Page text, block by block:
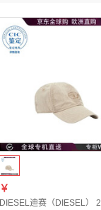
￥
DIESEL迪赛（DIESEL）